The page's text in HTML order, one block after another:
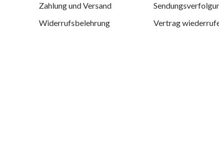
Zahlung und Versand
Widerrufsbelehrung
Vertrag